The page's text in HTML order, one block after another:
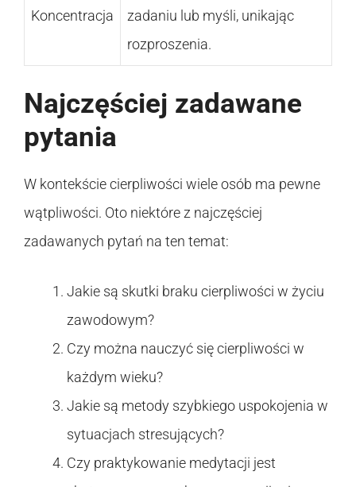
Koncentracja
zadaniu lub myśli, unikając
rozproszenia.
Najczęściej zadawane
pytania
W kontekście cierpliwości wiele osób ma pewne
wątpliwości. Oto niektóre z najczęściej
zadawanych pytań na ten temat:
Jakie są skutki braku cierpliwości w życiu
zawodowym?
Czy można nauczyć się cierpliwości w
każdym wieku?
Jakie są metody szybkiego uspokojenia w
sytuacjach stresujących?
Czy praktykowanie medytacji jest